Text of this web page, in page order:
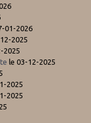
01-2026
2025
2025
le 03-12-2025
2025
2025